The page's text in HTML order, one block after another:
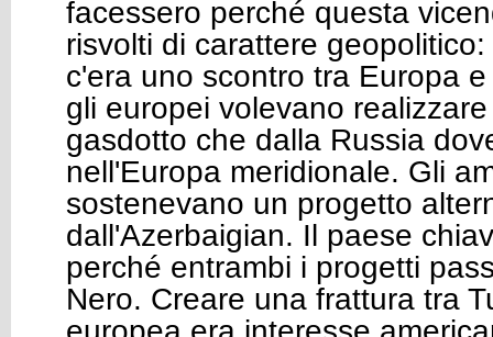
facessero perché questa
risvolti di carattere
c'era uno scontro tra Europa
gli europei volevano
gasdotto che dalla Russia
nell'Europa meridionale. Gli
sostenevano un progetto
dall'Azerbaigian. Il paese
perché entrambi i progetti
Nero. Creare una frattura tra